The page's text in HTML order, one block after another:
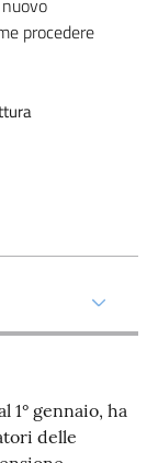
procedere
1° gennaio, ha
delle